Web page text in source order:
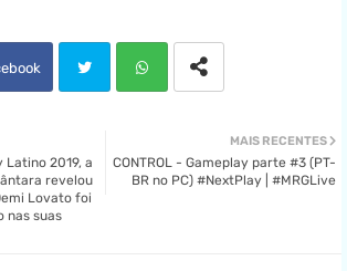
ter tsa
MAIS RECENTES
CONTROL - Gameplay parte #3 (PT-
BR no PC) #NextPlay | #MRGLive
Latino 2019, a
revelou
Lovato foi
nas suas